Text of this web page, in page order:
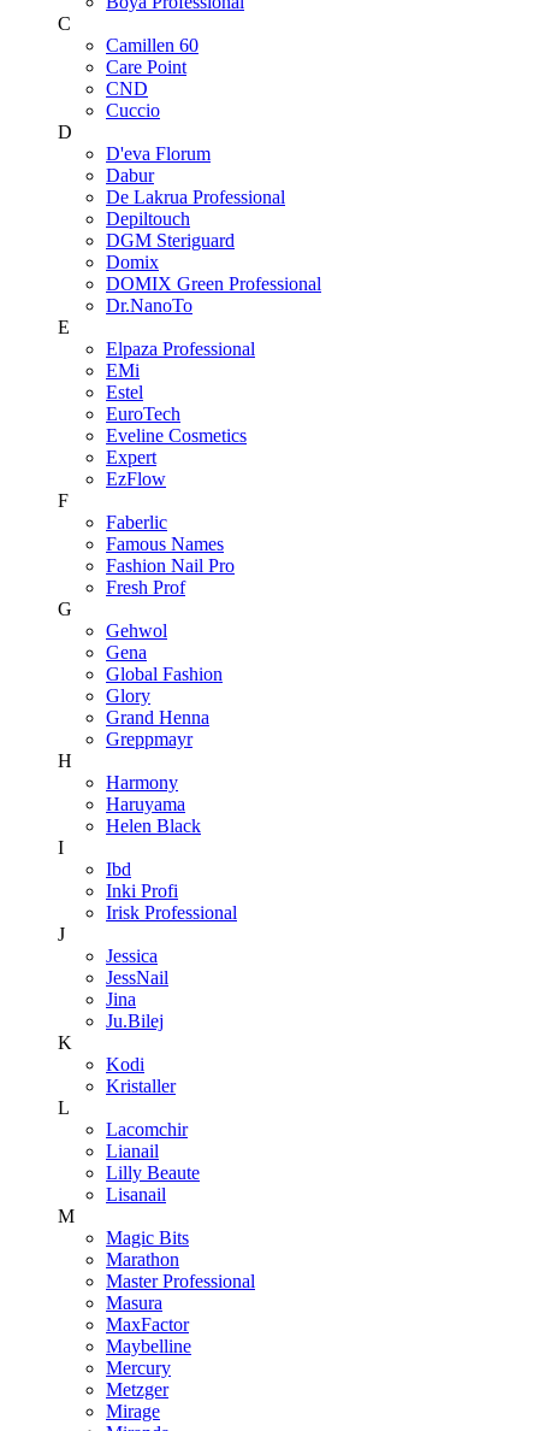
C
Camillen 60
Care Point
CND
Cuccio
D
D'eva Florum
Dabur
De Lakrua Professional
Depiltouch
DGM Steriguard
Domix
DOMIX Green Professional
Dr.NanoTo
E
Elpaza Professional
EMi
Estel
EuroTech
Eveline Cosmetics
Expert
EzFlow
F
Faberlic
Famous Names
Fashion Nail Pro
Fresh Prof
G
Gehwol
Gena
Global Fashion
Glory
Grand Henna
Greppmayr
H
Harmony
Haruyama
Helen Black
I
Ibd
Inki Profi
Irisk Professional
J
Jessica
JessNail
Jina
Ju.Bilej
K
Kodi
Kristaller
L
Lacomchir
Lianail
Lilly Beaute
Lisanail
M
Magic Bits
Marathon
Master Professional
Masura
MaxFactor
Maybelline
Mercury
Metzger
Mirage